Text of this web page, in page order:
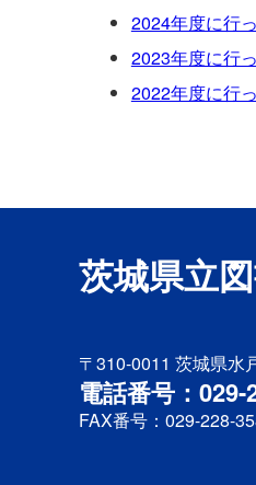
2024年度に行
2023年度に行
2022年度に行
茨城県立
〒310-0011 茨城県水
電話番号：029-
FAX番号：029-228-